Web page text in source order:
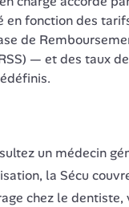
en fonction des
de
— et des taux de
un médecin
la Sécu
chez le